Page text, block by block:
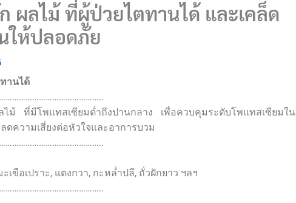
ผลไม้ ที่ผู้ป่วยไตทานได้ และเคล็ด
ให้ปลอดภัย
านได้
ไม้ ที่มีโพแทสเซียมต่ำถึงปานกลาง เพื่อควบคุมระดับโพแทสเซียมใน
ดความเสี่ยงต่อหัวใจและอาการบวม
เขือเปราะ, แตงกวา, กะหล่ำปลี, ถั่วฝักยาว ฯลฯ